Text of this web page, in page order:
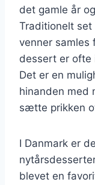
det gamle år
Traditionelt
venner
dessert er ofte
Det er en
hinanden med
sætte prikken
I Danmark er
blevet en